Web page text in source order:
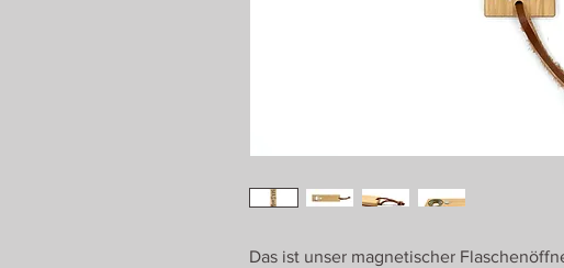
Das ist unser magnetischer